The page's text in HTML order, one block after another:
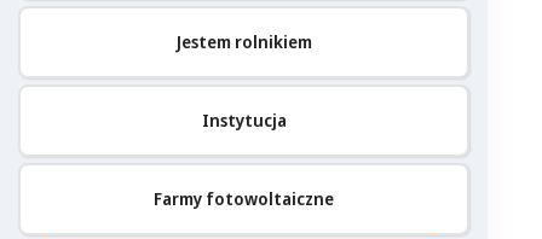
Jestem rolnikiem
Instytucja
Farmy fotowoltaiczne